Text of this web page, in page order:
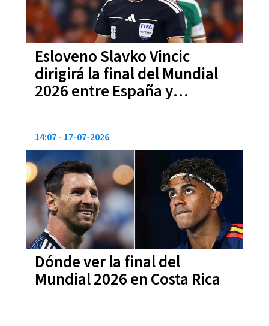
Esloveno Slavko Vincic
dirigirá la final del Mundial
2026 entre España y
Dónde ver la final del
Mundial 2026 en Costa Rica
14:07 17-07-2026